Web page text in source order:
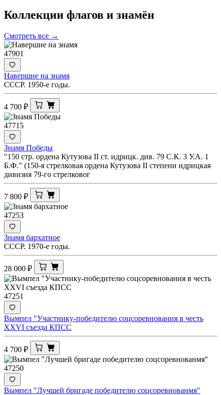
Коллекции флагов и знамён
Смотреть все →
47901
Навершие на знамя
СССР. 1950-е годы.
4 700 ₽
47715
Знамя Победы
"150 стр. ордена Кутузова II ст. идрицк. див. 79 С.К. 3 У.А. 1
Б.Ф." (150-я стрелковая ордена Кутузова II степени идрицкая
дивизия 79-го стрелковог
7 800 ₽
47253
Знамя бархатное
СССР. 1970-е годы.
28 000 ₽
47251
Вымпел "Участнику-победителю соцсоревнования в честь
XXVI съезда КПСС
4 700 ₽
47250
Вымпел "Лучшей бригаде победителю соцсоревнованмя"